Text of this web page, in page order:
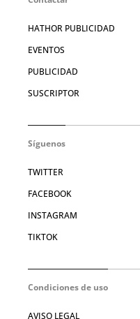
HATHOR PUBLICIDAD
EVENTOS
PUBLICIDAD
SUSCRIPTOR
Síguenos
TWITTER
FACEBOOK
INSTAGRAM
TIKTOK
Condiciones de uso
AVISO LEGAL